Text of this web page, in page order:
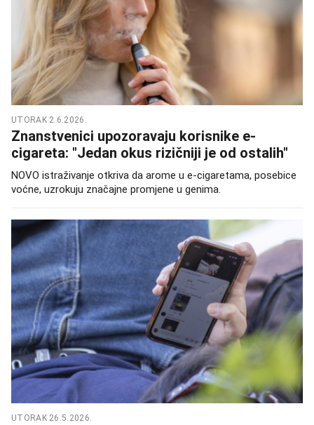
UTORAK 2.6.2026.
Znanstvenici upozoravaju korisnike e-
cigareta: "Jedan okus rizičniji je od ostalih"
NOVO istraživanje otkriva da arome u e-cigaretama, posebice
voćne, uzrokuju značajne promjene u genima.
UTORAK 26.5.2026.